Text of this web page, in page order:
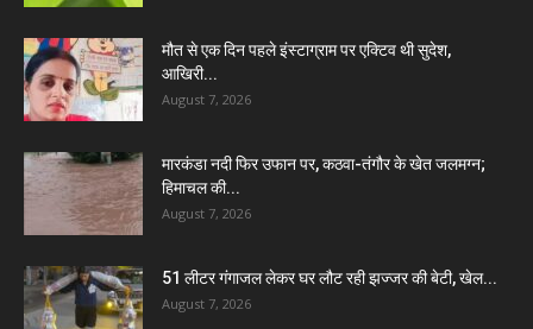
मौत से एक दिन पहले इंस्टाग्राम पर एक्टिव थी सुदेश,
आखिरी...
August 7, 2026
मारकंडा नदी फिर उफान पर, कठवा-तंगौर के खेत जलमग्न;
हिमाचल की...
August 7, 2026
51 लीटर गंगाजल लेकर घर लौट रही झज्जर की बेटी, खेल...
August 7, 2026